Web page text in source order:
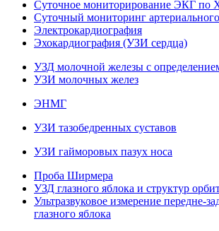
Суточное мониторирование ЭКГ по
Суточный мониторинг
Электрокардиография
Эхокардиография (УЗИ сердца)
УЗД молочной железы с
УЗИ молочных желез
ЭНМГ
УЗИ тазобедренных суставов
УЗИ гайморовых пазух носа
Проба Ширмера
УЗД глазного яблока и структур
Ультразвуковое измерение передне-
глазного яблока